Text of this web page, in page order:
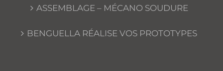
ASSEMBLAGE – MÉCANO SOUDURE
BENGUELLA RÉALISE VOS PROTOTYPES